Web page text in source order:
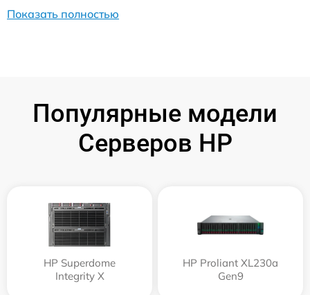
Показать полностью
Популярные модели
Серверов HP
HP Superdome
Integrity Х
HP Proliant XL230a
Gen9